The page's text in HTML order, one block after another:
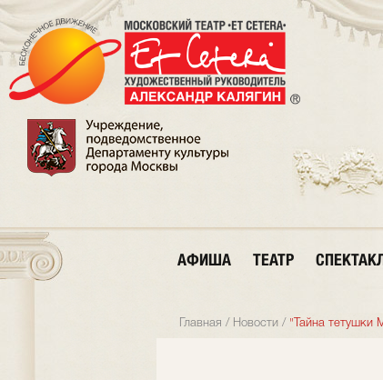
АФИША ТЕАТР
Главная / Новости / "Тайна тетушки